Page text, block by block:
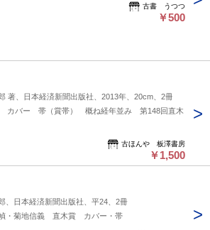
古書 うつつ
￥500
著、日本経済新聞出版社、2013年、20cm、2冊
バー 帯（賞帯） 概ね経年並み 第148回直木
古ほんや 板澤書房
￥1,500
、日本経済新聞出版社、平24、2冊
・菊地信義 直木賞 カバー・帯